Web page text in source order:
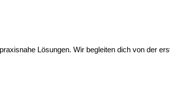
Lösungen. Wir begleiten dich von der